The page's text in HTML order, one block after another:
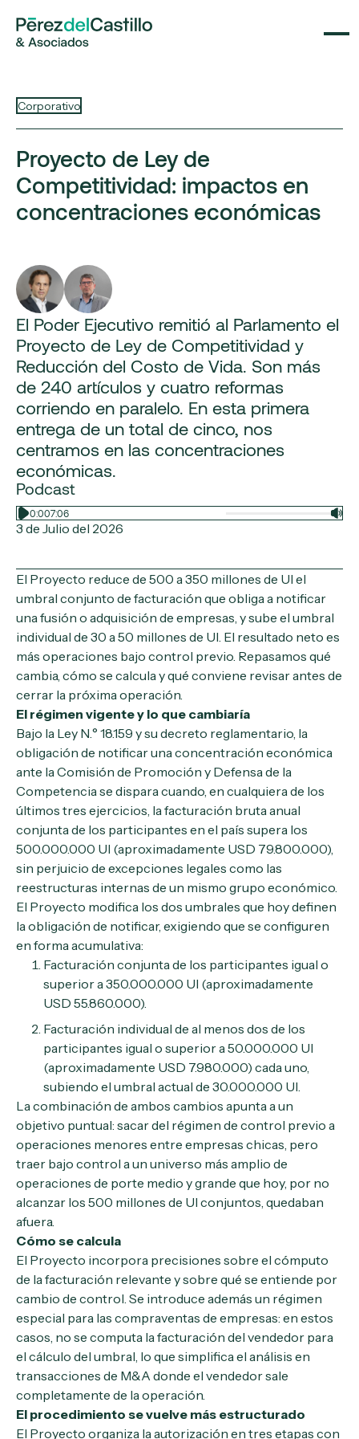
Corporativo
Proyecto de Ley de
Competitividad: impactos en
concentraciones económicas
El Poder Ejecutivo remitió al Parlamento el
Proyecto de Ley de Competitividad y
Reducción del Costo de Vida. Son más
de 240 artículos y cuatro reformas
corriendo en paralelo. En esta primera
entrega de un total de cinco, nos
centramos en las concentraciones
económicas.
Podcast
0:007:06
3 de Julio del 2026
El Proyecto reduce de 500 a 350 millones de UI el
umbral conjunto de facturación que obliga a notificar
una fusión o adquisición de empresas, y sube el umbral
individual de 30 a 50 millones de UI. El resultado neto es
más operaciones bajo control previo. Repasamos qué
cambia, cómo se calcula y qué conviene revisar antes de
cerrar la próxima operación.
El régimen vigente y lo que cambiaría
Bajo la Ley N.° 18.159 y su decreto reglamentario, la
obligación de notificar una concentración económica
ante la Comisión de Promoción y Defensa de la
Competencia se dispara cuando, en cualquiera de los
últimos tres ejercicios, la facturación bruta anual
conjunta de los participantes en el país supera los
500.000.000 UI (aproximadamente USD 79.800.000),
sin perjuicio de excepciones legales como las
reestructuras internas de un mismo grupo económico.
El Proyecto modifica los dos umbrales que hoy definen
la obligación de notificar, exigiendo que se configuren
en forma acumulativa:
Facturación conjunta de los participantes igual o
superior a 350.000.000 UI (aproximadamente
USD 55.860.000).
Facturación individual de al menos dos de los
participantes igual o superior a 50.000.000 UI
(aproximadamente USD 7.980.000) cada uno,
subiendo el umbral actual de 30.000.000 UI.
La combinación de ambos cambios apunta a un
objetivo puntual: sacar del régimen de control previo a
operaciones menores entre empresas chicas, pero
traer bajo control a un universo más amplio de
operaciones de porte medio y grande que hoy, por no
alcanzar los 500 millones de UI conjuntos, quedaban
afuera.
Cómo se calcula
El Proyecto incorpora precisiones sobre el cómputo
de la facturación relevante y sobre qué se entiende por
cambio de control. Se introduce además un régimen
especial para las compraventas de empresas: en estos
casos, no se computa la facturación del vendedor para
el cálculo del umbral, lo que simplifica el análisis en
transacciones de M&A donde el vendedor sale
completamente de la operación.
El procedimiento se vuelve más estructurado
El Proyecto organiza la autorización en tres etapas con